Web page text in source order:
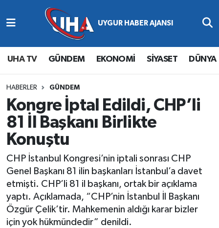
UHA TV GÜNDEM EKONOMİ SİYASET DÜNYA
HABERLER GÜNDEM
Kongre İptal Edildi, CHP’li
81 İl Başkanı Birlikte
Konuştu
CHP İstanbul Kongresi’nin iptali sonrası CHP
Genel Başkanı 81 ilin başkanları İstanbul’a davet
etmişti. CHP’li 81 il başkanı, ortak bir açıklama
yaptı. Açıklamada, “CHP’nin İstanbul İl Başkanı
Özgür Çelik’tir. Mahkemenin aldığı karar bizler
için yok hükmündedir” denildi.
Abone Ol
Gündem
Ekonomi
Magazin
Siyaset
Spor
Yaşam
Nöbetçi Eczaneler
Hava Durumu
Namaz Vakitleri
Trafik Durumu
Süper Lig Puan Durumu ve Fikstür
Tüm Manşetler
Son Dakika Haberleri
Haber Arşivi